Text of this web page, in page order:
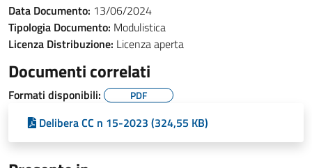
Data Documento: 13/06/2024
Tipologia Documento: Modulistica
Licenza Distribuzione: Licenza aperta
Documenti correlati
Formati disponibili: PDF
Delibera CC n 15-2023 (324,55 KB)